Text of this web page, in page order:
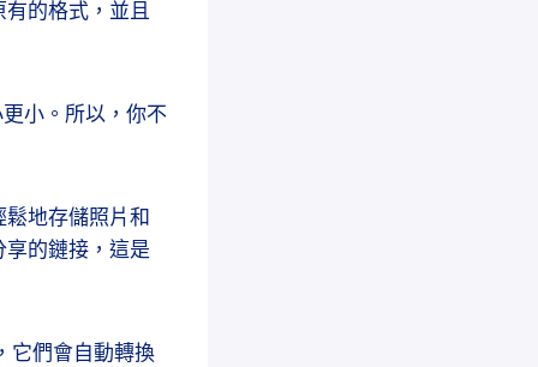
的格式，並且
小。所以，你不
地存儲照片和
的鏈接，這是
它們會自動轉換